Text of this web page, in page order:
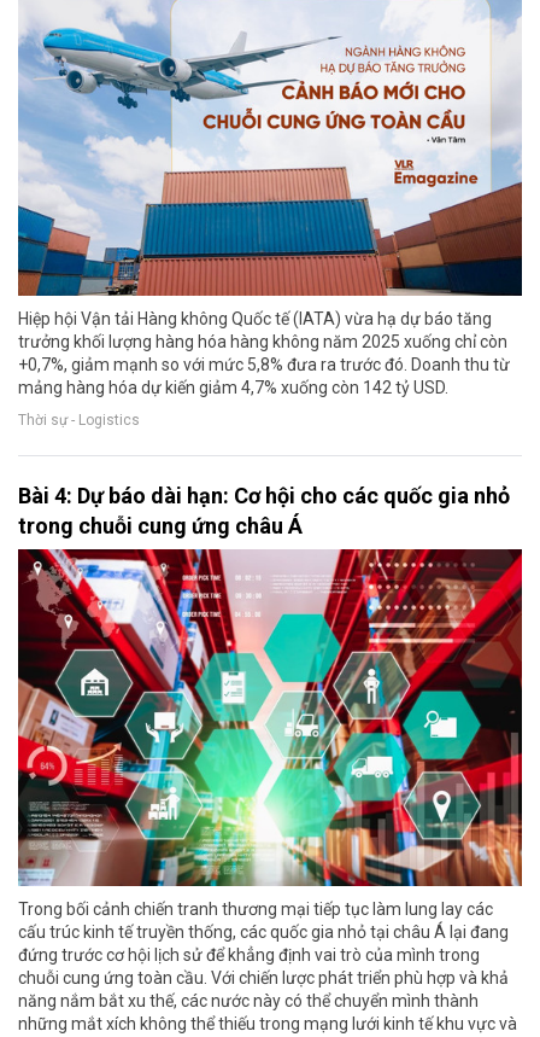
Hiệp hội Vận tải Hàng không Quốc tế (IATA) vừa hạ dự báo tăng
trưởng khối lượng hàng hóa hàng không năm 2025 xuống chỉ còn
+0,7%, giảm mạnh so với mức 5,8% đưa ra trước đó. Doanh thu từ
mảng hàng hóa dự kiến giảm 4,7% xuống còn 142 tỷ USD.
Thời sự - Logistics
Bài 4: Dự báo dài hạn: Cơ hội cho các quốc gia nhỏ
trong chuỗi cung ứng châu Á
Trong bối cảnh chiến tranh thương mại tiếp tục làm lung lay các
cấu trúc kinh tế truyền thống, các quốc gia nhỏ tại châu Á lại đang
đứng trước cơ hội lịch sử để khẳng định vai trò của mình trong
chuỗi cung ứng toàn cầu. Với chiến lược phát triển phù hợp và khả
năng nắm bắt xu thế, các nước này có thể chuyển mình thành
những mắt xích không thể thiếu trong mạng lưới kinh tế khu vực và